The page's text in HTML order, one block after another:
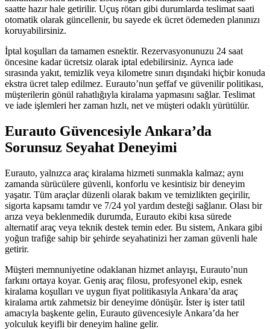
saatte hazır hale getirilir. Uçuş rötarı gibi durumlarda teslimat saati
otomatik olarak güncellenir, bu sayede ek ücret ödemeden planınızı
koruyabilirsiniz.
İptal koşulları da tamamen esnektir. Rezervasyonunuzu 24 saat
öncesine kadar ücretsiz olarak iptal edebilirsiniz. Ayrıca iade
sırasında yakıt, temizlik veya kilometre sınırı dışındaki hiçbir konuda
ekstra ücret talep edilmez. Eurauto’nun şeffaf ve güvenilir politikası,
müşterilerin gönül rahatlığıyla kiralama yapmasını sağlar. Teslimat
ve iade işlemleri her zaman hızlı, net ve müşteri odaklı yürütülür.
Eurauto Güvencesiyle Ankara’da
Sorunsuz Seyahat Deneyimi
Eurauto, yalnızca araç kiralama hizmeti sunmakla kalmaz; aynı
zamanda sürücülere güvenli, konforlu ve kesintisiz bir deneyim
yaşatır. Tüm araçlar düzenli olarak bakım ve temizlikten geçirilir,
sigorta kapsamı tamdır ve 7/24 yol yardım desteği sağlanır. Olası bir
arıza veya beklenmedik durumda, Eurauto ekibi kısa sürede
alternatif araç veya teknik destek temin eder. Bu sistem, Ankara gibi
yoğun trafiğe sahip bir şehirde seyahatinizi her zaman güvenli hale
getirir.
Müşteri memnuniyetine odaklanan hizmet anlayışı, Eurauto’nun
farkını ortaya koyar. Geniş araç filosu, profesyonel ekip, esnek
kiralama koşulları ve uygun fiyat politikasıyla Ankara’da araç
kiralama artık zahmetsiz bir deneyime dönüşür. İster iş ister tatil
amacıyla başkente gelin, Eurauto güvencesiyle Ankara’da her
yolculuk keyifli bir deneyim haline gelir.